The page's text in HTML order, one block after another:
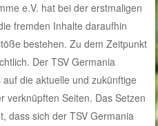
e.V. hat bei der erstmaligen
fremden Inhalte daraufhin
bestehen. Zu dem Zeitpunkt
Der TSV Germania
die aktuelle und zukünftige
verknüpften Seiten. Das Setzen
dass sich der TSV Germania